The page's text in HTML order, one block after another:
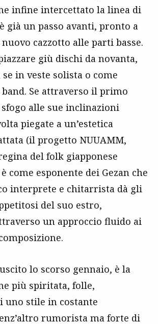
infine intercettato la linea di
già un passo avanti, pronto a
cazzotto alle parti basse.
giù dischi da novanta,
in veste solista o come
Se attraverso il primo
alle sue inclinazioni
piegate a un’estetica
(il progetto NUUAMM,
del folk giapponese
come esponente dei Gezan che
interprete e chitarrista dà gli
del suo estro,
un approccio fluido ai
lo scorso gennaio, è la
più spiritata, folle,
uno stile in costante
rumorista ma forte di